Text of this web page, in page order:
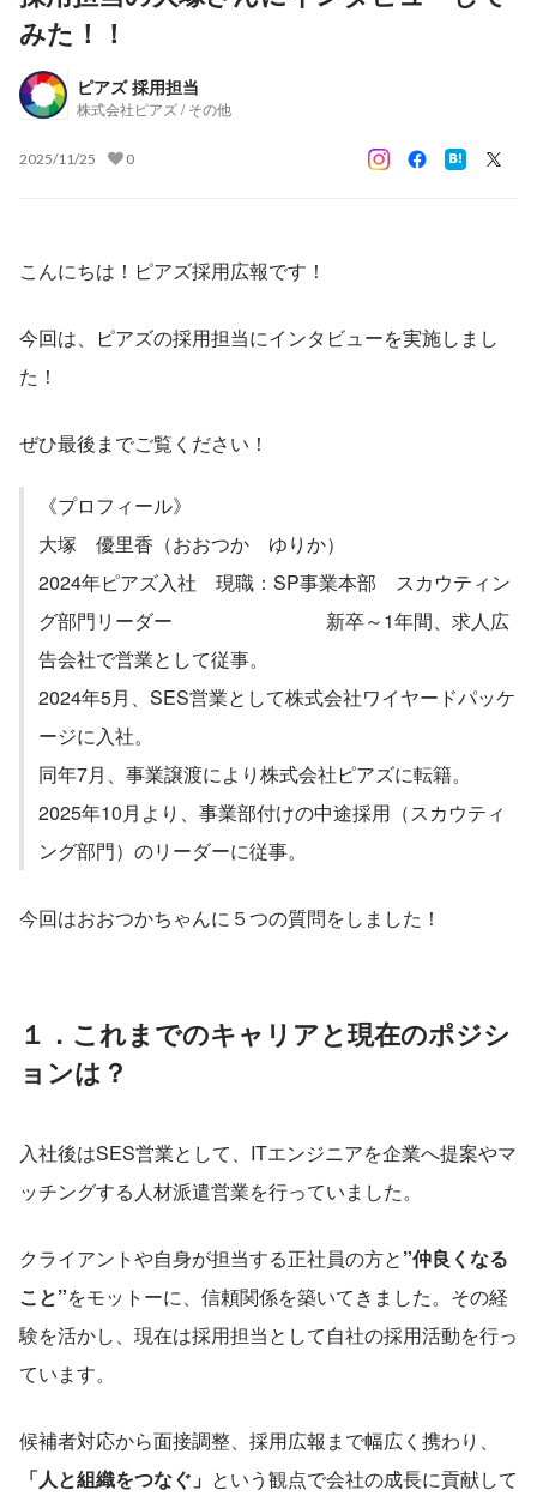
みた！！
ピアズ 採用担当
株式会社ピアズ / その他
2025/11/25 0
こんにちは！ピアズ採用広報です！
今回は、ピアズの採用担当にインタビューを実施しまし
た！
ぜひ最後までご覧ください！
《プロフィール》
大塚　優里香（おおつか　ゆりか）
2024年ピアズ入社　現職：SP事業本部　スカウティン
グ部門リーダー　　　　　　　　新卒～1年間、求人広
告会社で営業として従事。
2024年5月、SES営業として株式会社ワイヤードパッケ
ージに入社。
同年7月、事業譲渡により株式会社ピアズに転籍。
2025年10月より、事業部付けの中途採用（スカウティ
ング部門）のリーダーに従事。
今回はおおつかちゃんに５つの質問をしました！
１．これまでのキャリアと現在のポジシ
ョンは？
入社後はSES営業として、ITエンジニアを企業へ提案やマ
ッチングする人材派遣営業を行っていました。
クライアントや自身が担当する正社員の方と”仲良くなる
こと”をモットーに、信頼関係を築いてきました。その経
験を活かし、現在は採用担当として自社の採用活動を行っ
ています。
候補者対応から面接調整、採用広報まで幅広く携わり、
「人と組織をつなぐ」 という観点で会社の成長に貢献して